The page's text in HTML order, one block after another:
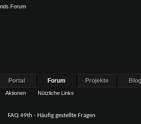
Portal Forum
Aktionen Nützliche Links
Projekte
FAQ 49th - Häufig gestellte Fragen